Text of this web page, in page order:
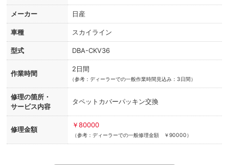
メーカー 日産
車種 スカイライン
型式 DBA-CKV36
作業時間
2日間
（参考：ディーラーでの一般作業時間見込み：3日間）
修理の箇所・
サービス内容
タペットカバーパッキン交換
修理金額
￥80000
（参考：ディーラーでの一般修理金額 ￥90000）